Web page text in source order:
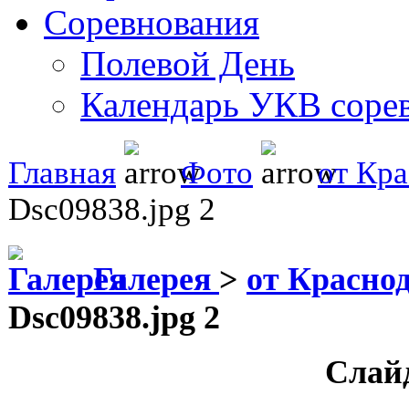
Соревнования
Полевой День
Календарь УКВ
Главная Фото
от
Dsc09838.jpg 2
Галерея > от
Dsc09838.jpg 2